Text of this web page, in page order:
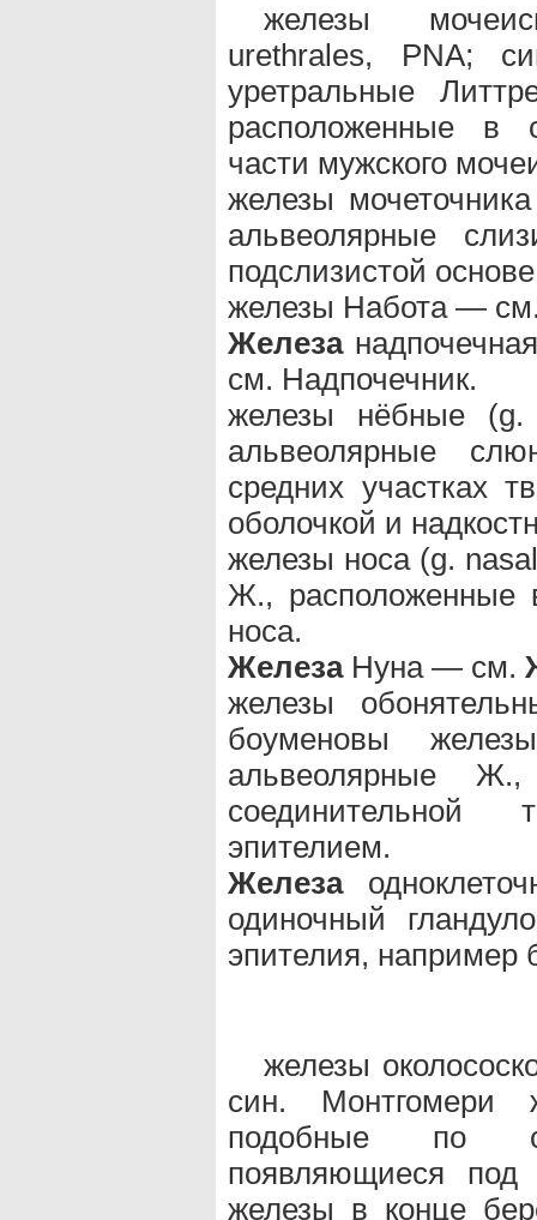
железы
urethrales, PNA;
уретральные
расположенные в
части мужского
железы
альвеолярные
подслизистой
железы Набота —
Железа
см. Надпочечник.
железы нёбные
альвеолярные
средних участках
оболочкой и
железы носа (g.
Ж., расположенные
носа.
ЖелезаНуна — см.
железы
боуменовы
альвеолярные
эпителием.
Железа
одиночный
эпителия, например
железы
син.
подобные по
появляющиеся под
железы в конце